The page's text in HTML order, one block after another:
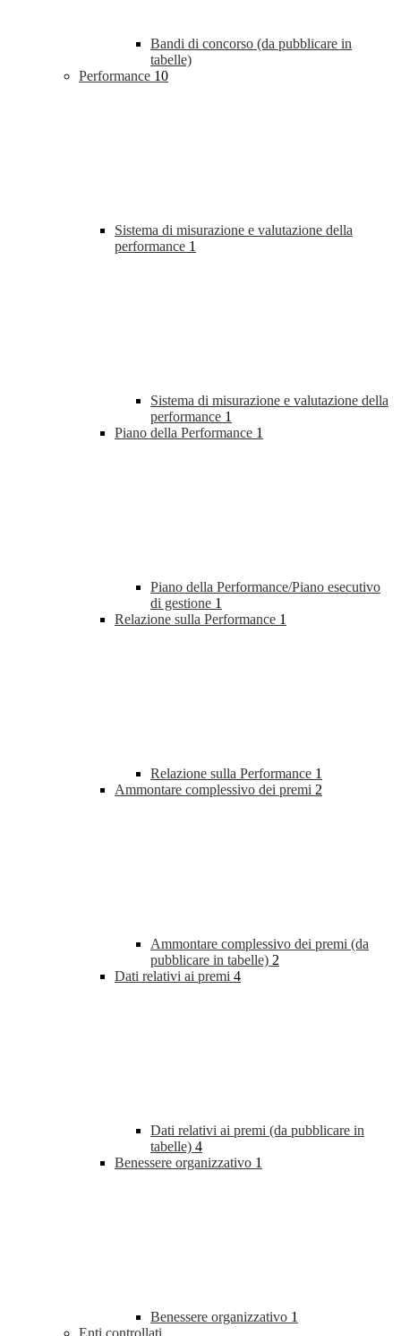
Bandi di concorso (da pubblicare in
tabelle)
Performance 10
Sistema di misurazione e valutazione della
performance 1
Sistema di misurazione e valutazione della
performance 1
Piano della Performance 1
Piano della Performance/Piano esecutivo
di gestione 1
Relazione sulla Performance 1
Relazione sulla Performance 1
Ammontare complessivo dei premi 2
Ammontare complessivo dei premi (da
pubblicare in tabelle) 2
Dati relativi ai premi 4
Dati relativi ai premi (da pubblicare in
tabelle) 4
Benessere organizzativo 1
Benessere organizzativo 1